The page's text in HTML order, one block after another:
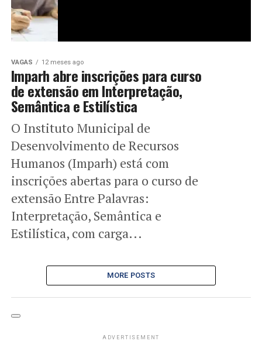
VAGAS 12 meses ago
Imparh abre inscrições para curso
de extensão em Interpretação,
Semântica e Estilística
O Instituto Municipal de
Desenvolvimento de Recursos
Humanos (Imparh) está com
inscrições abertas para o curso de
extensão Entre Palavras:
Interpretação, Semântica e
Estilística, com carga...
MORE POSTS
ADVERTISEMENT